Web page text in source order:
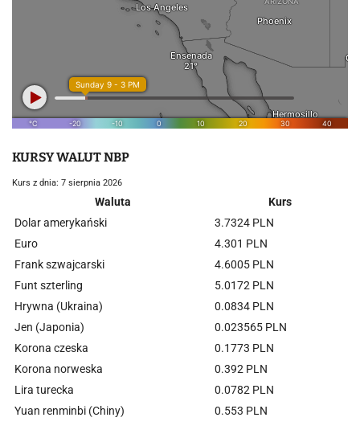
KURSY WALUT NBP
Kurs z dnia: 7 sierpnia 2026
Waluta
Kurs
Dolar amerykański
3.7324 PLN
Euro
4.301 PLN
Frank szwajcarski
4.6005 PLN
Funt szterling
5.0172 PLN
Hrywna (Ukraina)
0.0834 PLN
Jen (Japonia)
0.023565 PLN
Korona czeska
0.1773 PLN
Korona norweska
0.392 PLN
Lira turecka
0.0782 PLN
Yuan renminbi (Chiny)
0.553 PLN